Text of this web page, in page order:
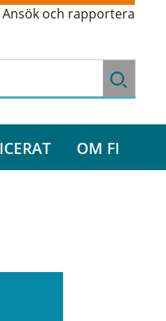
Ansök och rapportera
OM FI